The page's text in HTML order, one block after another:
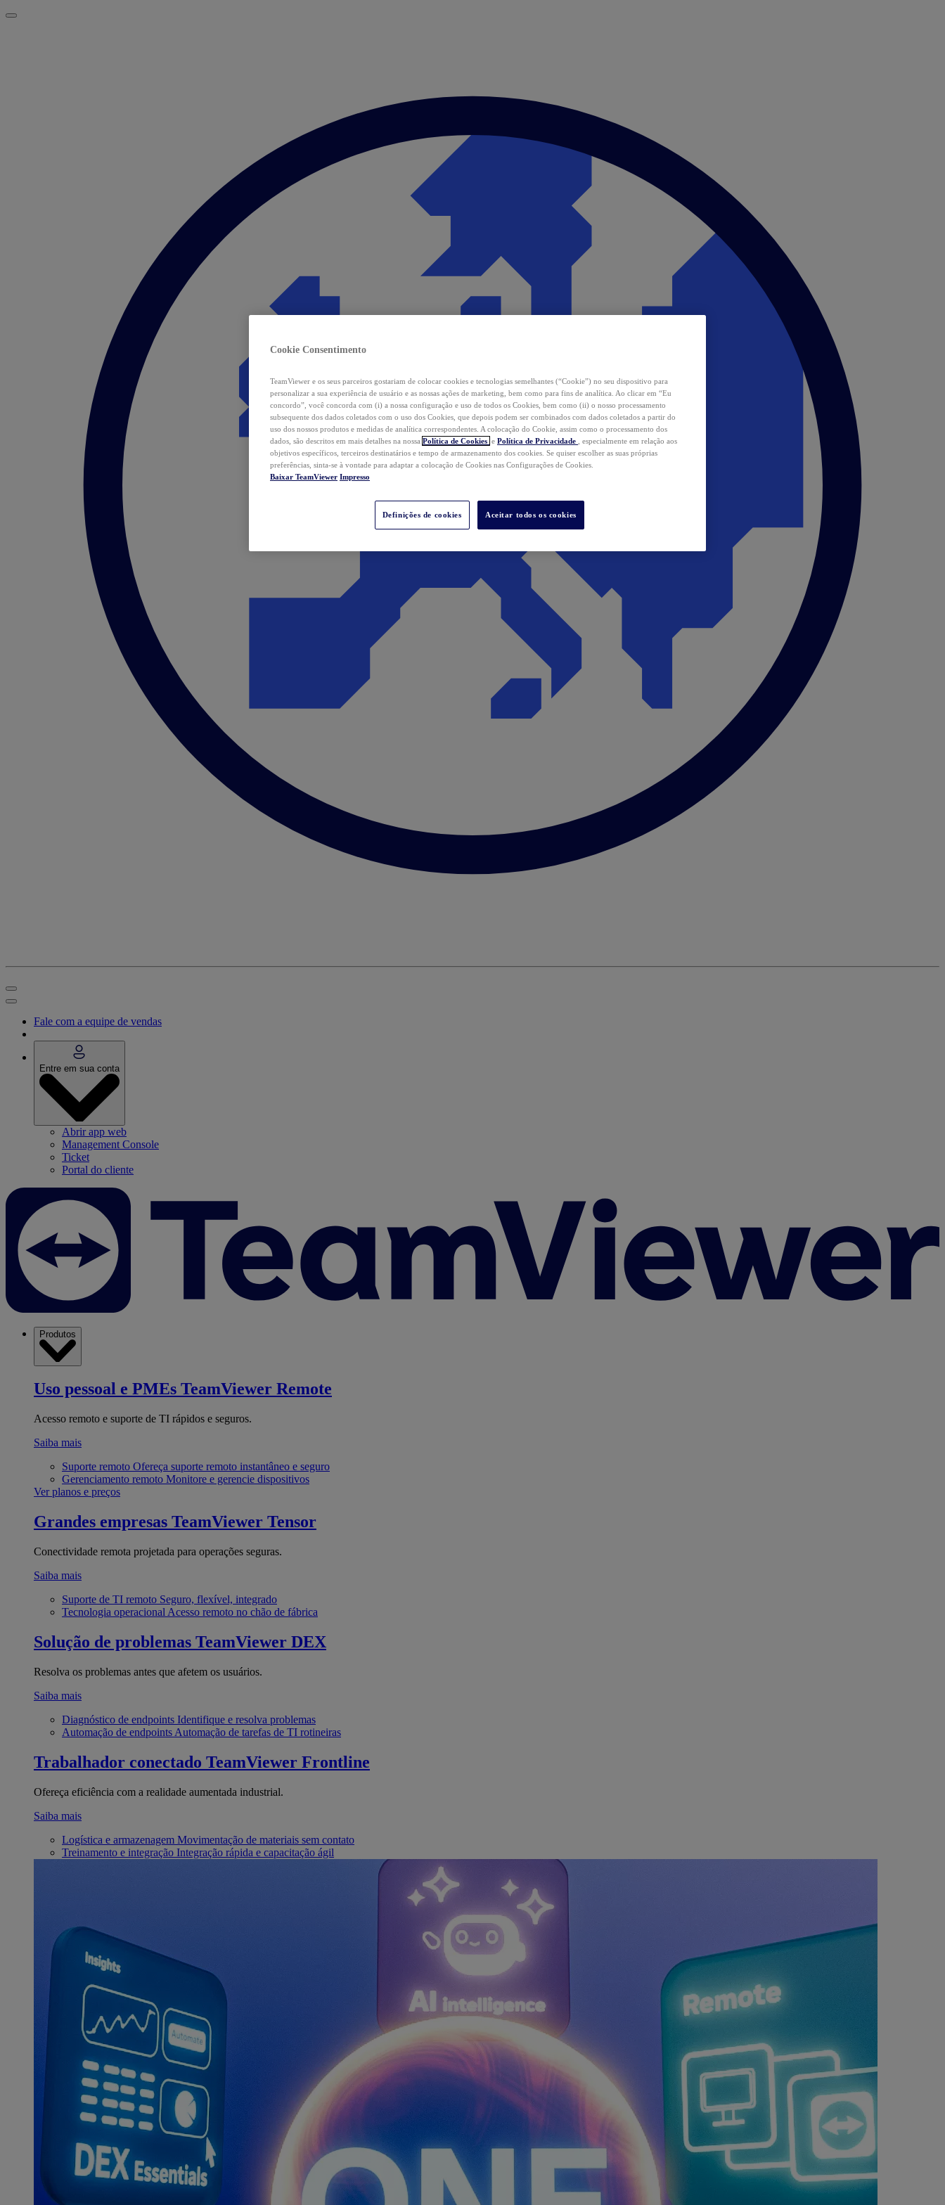
Fale com a equipe de vendas
Entre em sua conta
Abrir app web
Management Console
Ticket
Portal do cliente
Produtos
Uso pessoal e PMEs TeamViewer Remote
Acesso remoto e suporte de TI rápidos e seguros.
Saiba mais
Suporte remoto Ofereça suporte remoto instantâneo e seguro
Gerenciamento remoto Monitore e gerencie dispositivos
Ver planos e preços
Grandes empresas TeamViewer Tensor
Conectividade remota projetada para operações seguras.
Saiba mais
Suporte de TI remoto Seguro, flexível, integrado
Tecnologia operacional Acesso remoto no chão de fábrica
Solução de problemas TeamViewer DEX
Resolva os problemas antes que afetem os usuários.
Saiba mais
Diagnóstico de endpoints Identifique e resolva problemas
Automação de endpoints Automação de tarefas de TI rotineiras
Trabalhador conectado TeamViewer Frontline
Ofereça eficiência com a realidade aumentada industrial.
Saiba mais
Logística e armazenagem Movimentação de materiais sem contato
Treinamento e integração Integração rápida e capacitação ágil
Cookie Consentimento
TeamViewer e os seus parceiros gostariam de colocar cookies e tecnologias semelhantes (“Cookie”) no seu dispositivo para
personalizar a sua experiência de usuário e as nossas ações de marketing, bem como para fins de analítica. Ao clicar em “Eu
concordo”, você concorda com (i) a nossa configuração e uso de todos os Cookies, bem como (ii) o nosso processamento
subsequente dos dados coletados com o uso dos Cookies, que depois podem ser combinados com dados coletados a partir do
uso dos nossos produtos e medidas de analítica correspondentes. A colocação do Cookie, assim como o processamento dos
dados, são descritos em mais detalhes na nossa Política de Cookies e Política de Privacidade
, especialmente em relação aos
objetivos específicos, terceiros destinatários e tempo de armazenamento dos cookies. Se quiser escolher as suas próprias
preferências, sinta-se à vontade para adaptar a colocação de Cookies nas Configurações de Cookies.
Baixar TeamViewer Impresso
Definições de cookies Aceitar todos os cookies